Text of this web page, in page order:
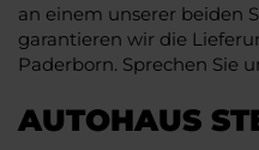
an einem unserer beiden
garantieren wir die
Paderborn. Sprechen Sie
AUTOHAUS